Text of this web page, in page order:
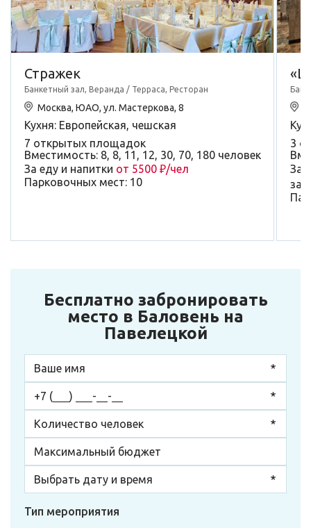
Стражек
Банкетный зал, Веранда / Терраса, Ресторан
Москва, ЮАО, ул. Мастеркова, 8
Кухня: Европейская, чешская
7 открытых площадок
Вместимость: 8, 8, 11, 12, 30, 70, 180 человек
За еду и напитки от 5500 ₽/чел
Парковочных мест: 10
3
За
Бесплатно забронировать
место в Баловень на
Павелецкой
Тип мероприятия